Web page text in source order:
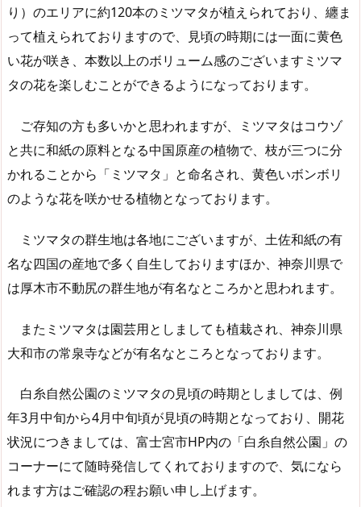
り）のエリアに約120本のミツマタが植えられており、纏ま
って植えられておりますので、見頃の時期には一面に黄色
い花が咲き、本数以上のボリューム感のございますミツマ
タの花を楽しむことができるようになっております。
ご存知の方も多いかと思われますが、ミツマタはコウゾ
と共に和紙の原料となる中国原産の植物で、枝が三つに分
かれることから「ミツマタ」と命名され、黄色いボンボリ
のような花を咲かせる植物となっております。
ミツマタの群生地は各地にございますが、土佐和紙の有
名な四国の産地で多く自生しておりますほか、神奈川県で
は厚木市不動尻の群生地が有名なところかと思われます。
またミツマタは園芸用としましても植栽され、神奈川県
大和市の常泉寺などが有名なところとなっております。
白糸自然公園のミツマタの見頃の時期としましては、例
年3月中旬から4月中旬頃が見頃の時期となっており、開花
状況につきましては、富士宮市HP内の「白糸自然公園」の
コーナーにて随時発信してくれておりますので、気になら
れます方はご確認の程お願い申し上げます。